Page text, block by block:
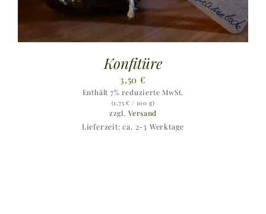
Konfitüre
3,50€
Enthält 7% reduzierte MwSt.
(1,75€ / 100 g)
zzgl. Versand
Lieferzeit: ca. 2-3 Werktage